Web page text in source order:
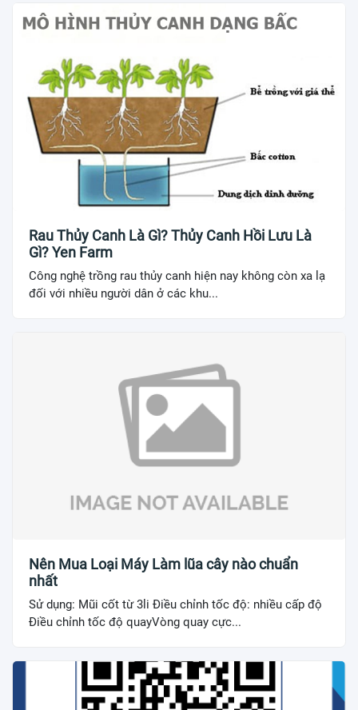
Rau Thủy Canh Là Gì? Thủy Canh Hồi Lưu Là
Gì? Yen Farm
Công nghệ trồng rau thủy canh hiện nay không còn xa lạ
đối với nhiều người dân ở các khu...
Nên Mua Loại Máy Làm lũa cây nào chuẩn
nhất
Sử dụng: Mũi cốt từ 3li Điều chỉnh tốc độ: nhiều cấp độ
Điều chỉnh tốc độ quayVòng quay cực...